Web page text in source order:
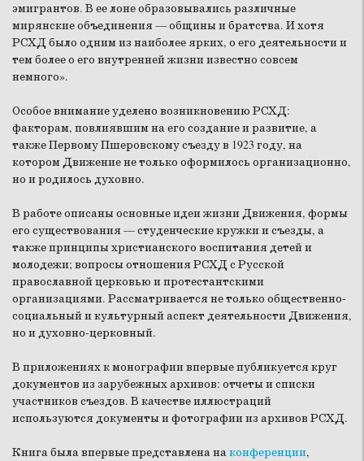
эмигрантов. В ее лоне образовывались различные
мирянские объединения — общины и братства. И хотя
РСХД было одним из наиболее ярких, о его деятельности и
тем более о его внутренней жизни известно совсем
немного».
Особое внимание уделено возникновению РСХД:
факторам, повлиявшим на его создание и развитие, а
также Первому Пшеровскому съезду в 1923 году, на
котором Движение не только оформилось организационно,
но и родилось духовно.
В работе описаны основные идеи жизни Движения, формы
его существования — студенческие кружки и съезды, а
также принципы христианского воспитания детей и
молодежи; вопросы отношения РСХД с Русской
православной церковью и протестантскими
организациями. Рассматривается не только общественно-
социальный и культурный аспект деятельности Движения,
но и духовно-церковный.
В приложениях к монографии впервые публикуется круг
документов из зарубежных архивов: отчеты и списки
участников съездов. В качестве иллюстраций
используются документы и фотографии из архивов РСХД.
Книга была впервые представлена наконференции,